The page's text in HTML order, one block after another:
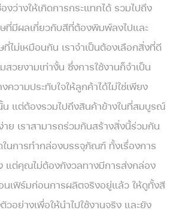
งว่างให้เกิดการกระแทกได้ รวมไปถึง
ษที่มีผลเกี่ยวกับสีที่ต้องพิมพ์ลงไปและ
ไม่เหมือนกัน เราจำเป็นต้องเลือกสิ่งที่ดี
สวยงามเท่างั้น ซึ่งการใช้งานก็จำเป็น
ความประทับใจให้ลูกค้าได้ไม่ใช่เพียง
แต่ต้องรวมไปถึงสินค้าข้างในที่สมบูรณ์
ย เราสามารถร่วมกันสร้างสิ่งนี้ร่วมกัน
ในการทำกล่องบรรจุภัณฑ์ ทั้งเรื่องการ
แต่คุณไม่ต้องกังวลทางมีการส่งกล่อง
นเฟิร์มก่อนการผลิตจริงอยู่แล้ว ให้ดูทั้งสี
วอย่างเพื่อให้นำไปใช้งานจริง และยัง